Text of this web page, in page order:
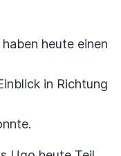
heute einen
in Richtung